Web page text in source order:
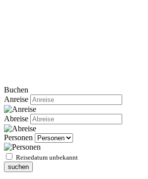
Buchen
Anreise
Abreise
Personen
Reisedatum unbekannt
suchen